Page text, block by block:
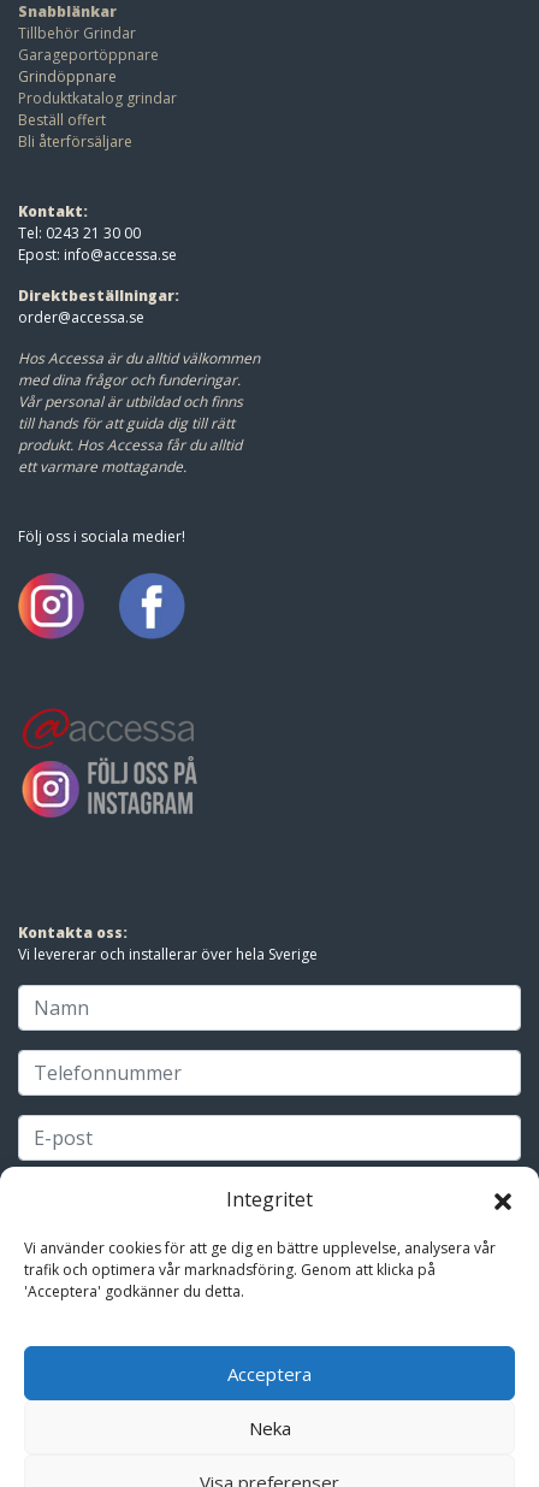
Integritet
Vi använder cookies för att ge dig en bättre upplevelse, analysera vår
trafik och optimera vår marknadsföring. Genom att klicka på
'Acceptera' godkänner du detta.
Acceptera
Neka
Visa preferenser
Snabblänkar
Tillbehör Grindar
Garageportöppnare
Grindöppnare
Produktkatalog grindar
Beställ offert
Bli återförsäljare
Kontakt:
Tel: 0243 21 30 00
Epost: info@accessa.se
Direktbeställningar:
order@accessa.se
Hos Accessa är du alltid välkommen
med dina frågor och funderingar.
Vår personal är utbildad och finns
till hands för att guida dig till rätt
produkt. Hos Accessa får du alltid
ett varmare mottagande.
Följ oss i sociala medier!
Kontakta oss:
Vi levererar och installerar över hela Sverige